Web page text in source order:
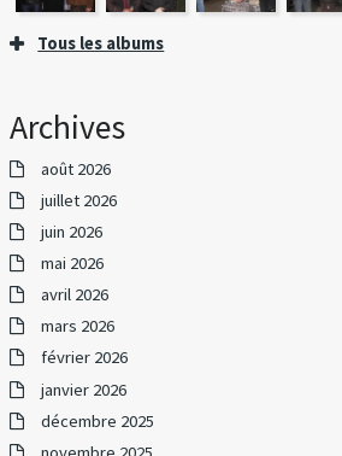
Tous les albums
Archives
août 2026
juillet 2026
juin 2026
mai 2026
avril 2026
mars 2026
février 2026
janvier 2026
décembre 2025